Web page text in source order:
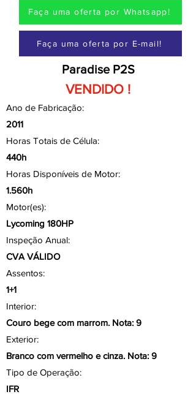
Faça uma oferta por Whatsapp!
Faça uma oferta por E-mail!
Paradise P2S
VENDIDO !
Ano de Fabricação:
2011
Horas Totais de Célula:
440h
Horas Disponíveis de Motor:
1.560h
Motor(es):
Lycoming 180HP
Inspeção Anual:
CVA VÁLIDO
Assentos:
1+1
Interior:
Couro bege com marrom. Nota: 9
Exterior:
Branco com vermelho e cinza. Nota: 9
Tipo de Operação:
IFR